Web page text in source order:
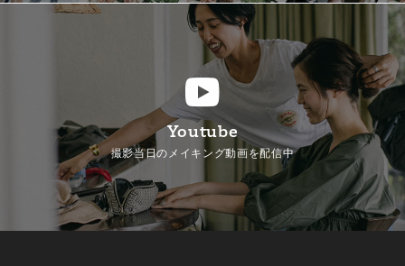
Youtube
撮影当日のメイキング動画を配信中